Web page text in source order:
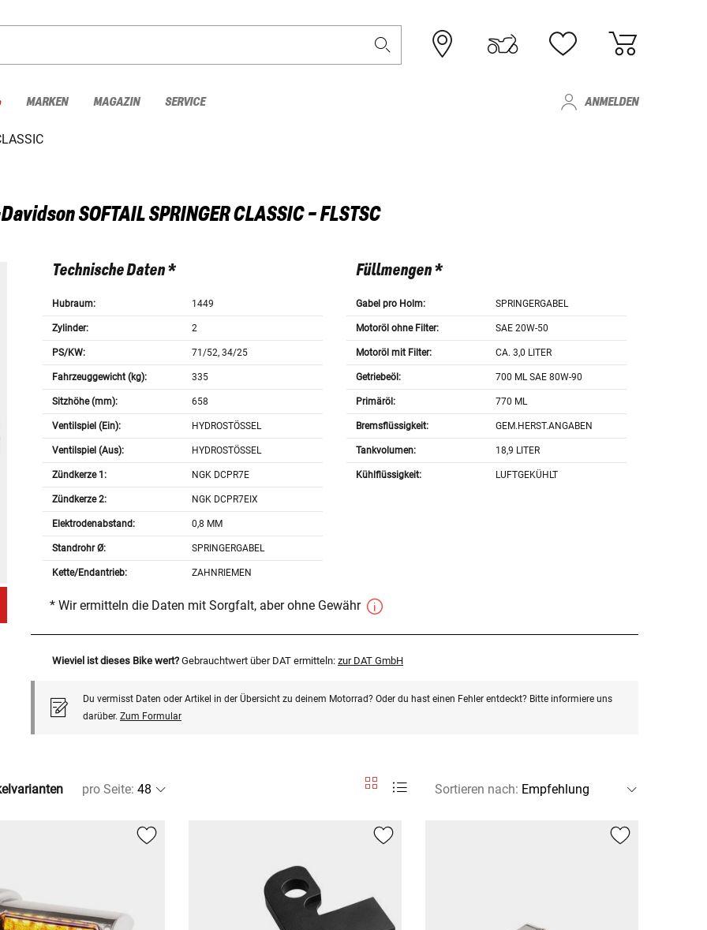
MARKEN MAGAZIN SERVICE ANMELDEN
SOFTAIL SPRINGER CLASSIC - FLSTSC
Technische Daten *
Hubraum: 1449
Zylinder: 2
PS/KW: 71/52, 34/25
Fahrzeuggewicht (kg): 335
Sitzhöhe (mm): 658
Ventilspiel (Ein): HYDROSTÖSSEL
Ventilspiel (Aus): HYDROSTÖSSEL
Zündkerze 1: NGK DCPR7E
Zündkerze 2: NGK DCPR7EIX
Elektrodenabstand: 0,8 MM
Standrohr Ø: SPRINGERGABEL
Kette/Endantrieb: ZAHNRIEMEN
Füllmengen *
Gabel pro Holm: SPRINGERGABEL
Motoröl ohne Filter: SAE 20W-50
Motoröl mit Filter: CA. 3,0 LITER
Getriebeöl: 700 ML SAE 80W-90
Primäröl: 770 ML
Bremsflüssigkeit: GEM.HERST.ANGABEN
Tankvolumen: 18,9 LITER
Kühlflüssigkeit: LUFTGEKÜHLT
* Wir ermitteln die Daten mit Sorgfalt, aber ohne Gewähr
Wieviel ist dieses Bike wert? Gebrauchtwert über DAT ermitteln: zur DAT GmbH
Du vermisst Daten oder Artikel in der Übersicht zu deinem Motorrad? Oder du hast einen Fehler entdeckt? Bitte informiere uns
darüber. Zum Formular
pro Seite: Sortieren nach: